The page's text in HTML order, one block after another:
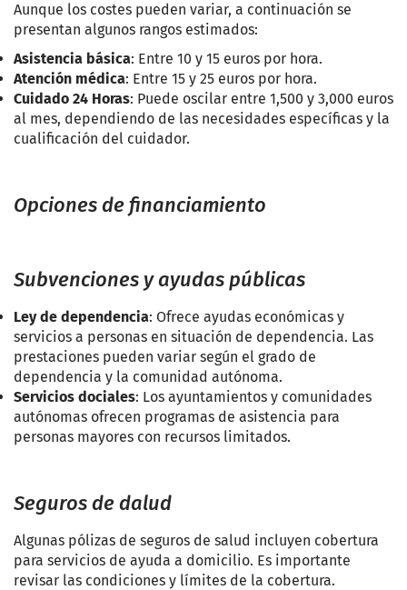
Aunque los costes pueden variar, a continuación se
presentan algunos rangos estimados:
Asistencia básica: Entre 10 y 15 euros por hora.
Atención médica: Entre 15 y 25 euros por hora.
Cuidado 24 Horas: Puede oscilar entre 1,500 y 3,000 euros
al mes, dependiendo de las necesidades específicas y la
cualificación del cuidador.
Opciones de financiamiento
Subvenciones y ayudas públicas
Ley de dependencia: Ofrece ayudas económicas y
servicios a personas en situación de dependencia. Las
prestaciones pueden variar según el grado de
dependencia y la comunidad autónoma.
Servicios dociales: Los ayuntamientos y comunidades
autónomas ofrecen programas de asistencia para
personas mayores con recursos limitados.
Seguros de dalud
Algunas pólizas de seguros de salud incluyen cobertura
para servicios de ayuda a domicilio. Es importante
revisar las condiciones y límites de la cobertura.